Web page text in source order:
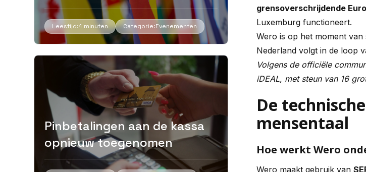
Leestijd:4 minuten Categorie:Evenementen
Pinbetalingen aan de kassa
opnieuw toegenomen
grensoverschrijdende
Luxemburg functioneert.
Wero is op het moment
Nederland volgt in de loop
Volgens de officiële
iDEAL, met steun van 16
De
mensentaal
Hoe werkt Wero
Wero maakt gebruik van